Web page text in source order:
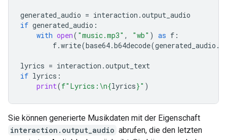
generated_audio = interaction .output_audio
if generated_audio :
with open( "music.mp3" , "wb" ) as f :
f.write(base64.b64decode(generated_audio .
lyrics = interaction .output_text
if lyrics :
print(f"Lyrics: \n{lyrics}" )
Sie können generierte Musikdaten mit der Eigenschaft
interaction.output_audio abrufen, die den letzten